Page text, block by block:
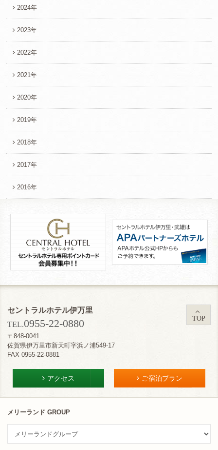
2024年
2023年
2022年
2021年
2020年
2019年
2018年
2017年
2016年
セントラルホテル伊万里
TEL.0955-22-0880
〒848-0041
佐賀県伊万里市新天町字浜ノ浦549-17
FAX 0955-22-0881
アクセス ご宿泊プラン
TOP
メリーランド GROUP